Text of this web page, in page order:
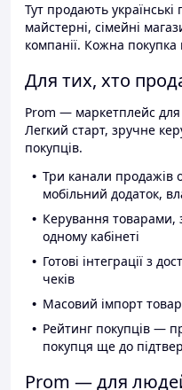
Тут продають
майстерні, сімейні
компанії. Кожна покупка
Для тих, хто
Prom — маркетплейс для
Легкий старт, зручне
покупців.
Три канали продажів
мобільний додаток,
Керування товарами,
одному кабінеті
Готові інтеграції з
чеків
Масовий імпорт
Рейтинг покупців —
покупця ще до
Prom — для людей